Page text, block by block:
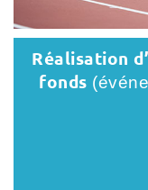
Réalisation
fonds